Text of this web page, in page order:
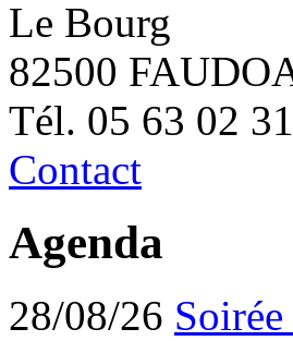
Le Bourg
82500
Tél. 05 63 02
Contact
Agenda
28/08/26